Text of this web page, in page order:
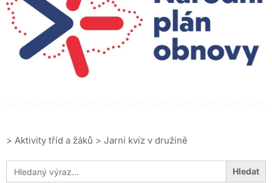
> Aktivity tříd a žáků > Jarní kvíz v družině
Search
for: